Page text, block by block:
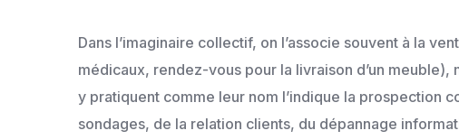
Dans l’imaginaire collectif, on l’associe souvent à la
médicaux, rendez-vous pour la livraison d’un
y pratiquent comme leur nom l’indique la prospection
sondages, de la relation clients, du dépannage